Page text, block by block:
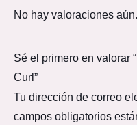
No hay valoraciones aún.
Sé el primero en valorar
Curl”
Tu dirección de correo
campos obligatorios